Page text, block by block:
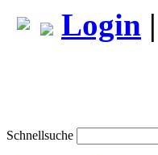
Login |
Schnellsuche